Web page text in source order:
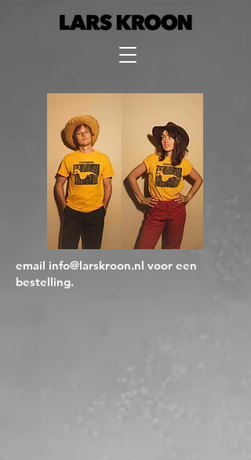
email info@larskroon.nl voor een
bestelling.